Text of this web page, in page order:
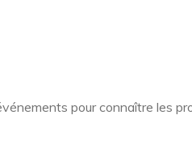
pour connaître les